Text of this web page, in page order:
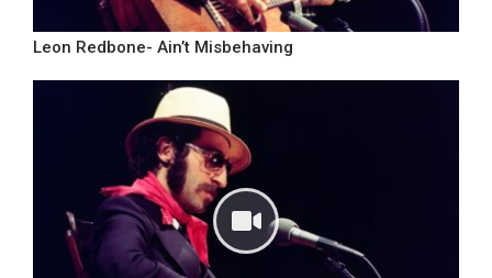
Leon Redbone- Ain’t Misbehaving